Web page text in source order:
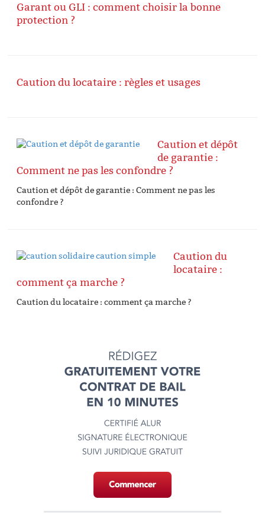
Garant ou GLI : comment choisir la bonne
protection ?
Caution du locataire : règles et usages
Caution et dépôt
de garantie :
Comment ne pas les confondre ?
Caution et dépôt de garantie : Comment ne pas les
confondre ?
Caution du
locataire :
comment ça marche ?
Caution du locataire : comment ça marche ?